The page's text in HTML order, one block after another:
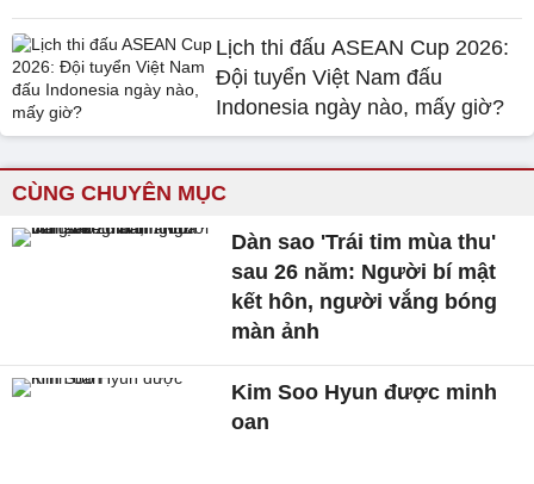
Lịch thi đấu ASEAN Cup 2026:
Đội tuyển Việt Nam đấu
Indonesia ngày nào, mấy giờ?
CÙNG CHUYÊN MỤC
Dàn sao 'Trái tim mùa thu'
sau 26 năm: Người bí mật
kết hôn, người vắng bóng
màn ảnh
Kim Soo Hyun được minh
oan